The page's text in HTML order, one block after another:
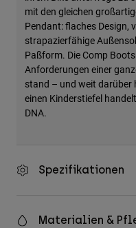
mit den gleichen
Pendant: flaches Design,
strapazierfähige
Paßform. Die Comp
Anforderungen einer
stand – und weit darüber
einen Kinderstiefel
DNA.
Spezifikationen
Materialien &